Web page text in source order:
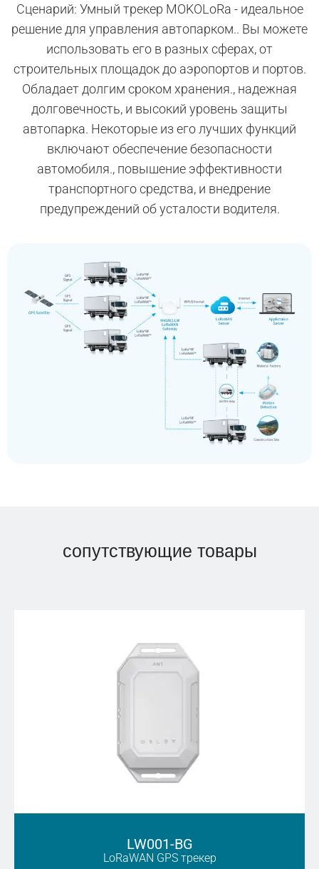
Сценарий: Умный трекер MOKOLoRa - идеальное
решение для управления автопарком.. Вы можете
использовать его в разных сферах, от
строительных площадок до аэропортов и портов.
Обладает долгим сроком хранения., надежная
долговечность, и высокий уровень защиты
автопарка. Некоторые из его лучших функций
включают обеспечение безопасности
автомобиля., повышение эффективности
транспортного средства, и внедрение
предупреждений об усталости водителя.
сопутствующие товары
LW001-BG
LoRaWAN GPS трекер